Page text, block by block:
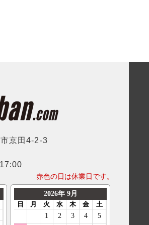
京田4-2-3
赤色の日は休業日です。